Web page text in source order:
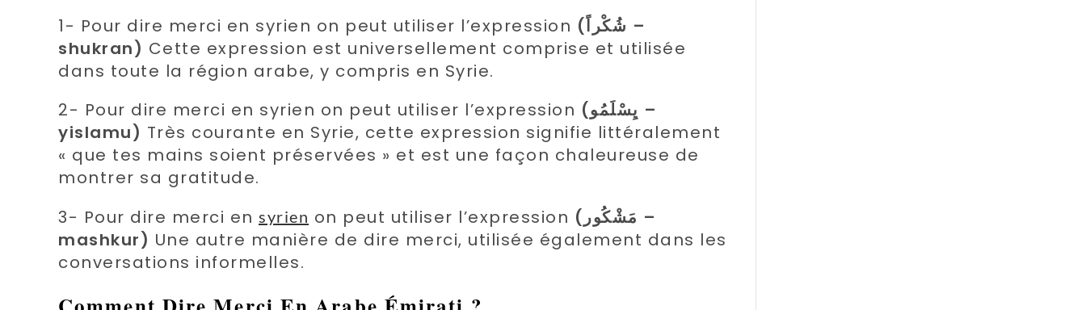
1- Pour dire merci en syrien on peut utiliser l’expression (شُكْراً –
shukran) Cette expression est universellement comprise et utilisée
dans toute la région arabe, y compris en Syrie.
2- Pour dire merci en syrien on peut utiliser l’expression (يِسْلَمُو –
yislamu) Très courante en Syrie, cette expression signifie littéralement
« que tes mains soient préservées » et est une façon chaleureuse de
montrer sa gratitude.
3- Pour dire merci en syrien on peut utiliser l’expression (مَشْكُور –
mashkur) Une autre manière de dire merci, utilisée également dans les
conversations informelles.